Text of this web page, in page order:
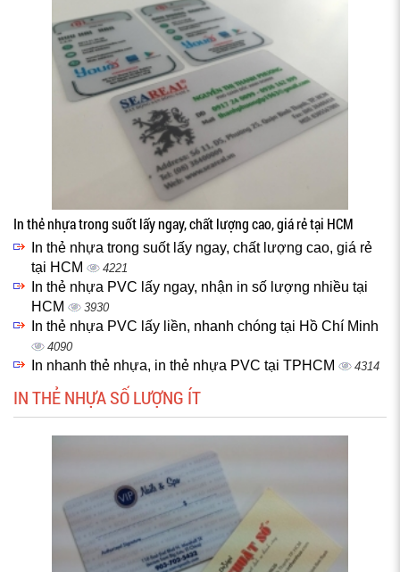
In thẻ nhựa trong suốt lấy ngay, chất lượng cao, giá rẻ tại HCM
In thẻ nhựa trong suốt lấy ngay, chất lượng cao, giá rẻ
tại HCM
4221
In thẻ nhựa PVC lấy ngay, nhận in số lượng nhiều tại
HCM
3930
In thẻ nhựa PVC lấy liền, nhanh chóng tại Hồ Chí Minh
4090
In nhanh thẻ nhựa, in thẻ nhựa PVC tại TPHCM 4314
IN THẺ NHỰA SỐ LƯỢNG ÍT